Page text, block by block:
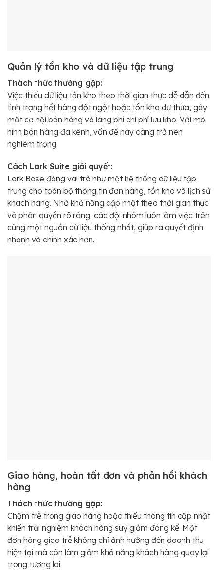
Quản lý tồn kho và dữ liệu tập trung
Thách thức thường gặp:
Việc thiếu dữ liệu tồn kho theo thời gian thực dễ dẫn đến
tình trạng hết hàng đột ngột hoặc tồn kho dư thừa, gây
mất cơ hội bán hàng và lãng phí chi phí lưu kho. Với mô
hình bán hàng đa kênh, vấn đề này càng trở nên
nghiêm trọng.
Cách Lark Suite giải quyết:
Lark Base đóng vai trò như một hệ thống dữ liệu tập
trung cho toàn bộ thông tin đơn hàng, tồn kho và lịch sử
khách hàng. Nhờ khả năng cập nhật theo thời gian thực
và phân quyền rõ ràng, các đội nhóm luôn làm việc trên
cùng một nguồn dữ liệu thống nhất, giúp ra quyết định
nhanh và chính xác hơn.
Giao hàng, hoàn tất đơn và phản hồi khách
hàng
Thách thức thường gặp:
Chậm trễ trong giao hàng hoặc thiếu thông tin cập nhật
khiến trải nghiệm khách hàng suy giảm đáng kể. Một
đơn hàng giao trễ không chỉ ảnh hưởng đến doanh thu
hiện tại mà còn làm giảm khả năng khách hàng quay lại
trong tương lai.